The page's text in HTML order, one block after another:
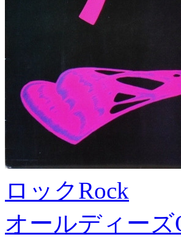
ロックRock
オールディーズ